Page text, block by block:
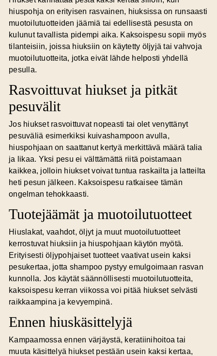
hiuspohja on erityisen rasvainen, hiuksissa on runsaasti
muotoilutuotteiden jäämiä tai edellisestä pesusta on
kulunut tavallista pidempi aika. Kaksoispesu sopii myös
tilanteisiin, joissa hiuksiin on käytetty öljyjä tai vahvoja
muotoilutuotteita, jotka eivät lähde helposti yhdellä
pesulla.
Rasvoittuvat hiukset ja pitkät
pesuvälit
Jos hiukset rasvoittuvat nopeasti tai olet venyttänyt
pesuväliä esimerkiksi kuivashampoon avulla,
hiuspohjaan on saattanut kertyä merkittävä määrä talia
ja likaa. Yksi pesu ei välttämättä riitä poistamaan
kaikkea, jolloin hiukset voivat tuntua raskailta ja latteilta
heti pesun jälkeen. Kaksoispesu ratkaisee tämän
ongelman tehokkaasti.
Tuotejäämät ja muotoilutuotteet
Hiuslakat, vaahdot, öljyt ja muut muotoilutuotteet
kerrostuvat hiuksiin ja hiuspohjaan käytön myötä.
Erityisesti öljypohjaiset tuotteet vaativat usein kaksi
pesukertaa, jotta shampoo pystyy emulgoimaan rasvan
kunnolla. Jos käytät säännöllisesti muotoilutuotteita,
kaksoispesu kerran viikossa voi pitää hiukset selvästi
raikkaampina ja kevyempinä.
Ennen hiuskäsittelyjä
Kampaamossa ennen värjäystä, keratiinihoitoa tai
muuta käsittelyä hiukset pestään usein kaksi kertaa,